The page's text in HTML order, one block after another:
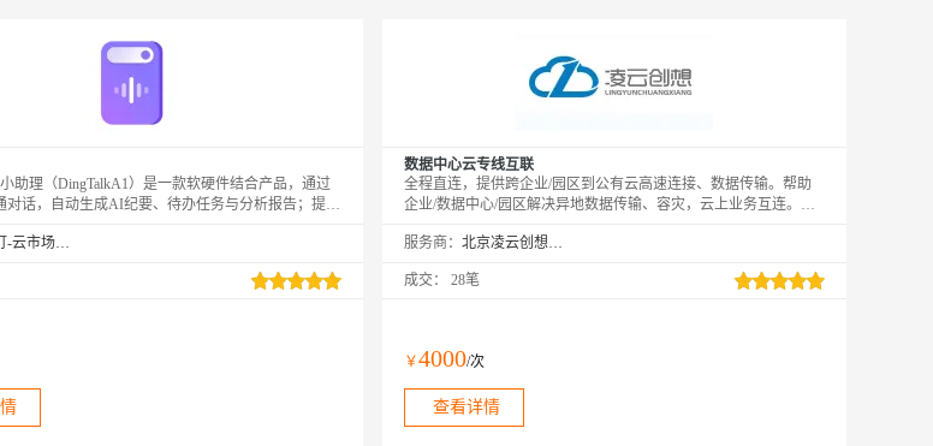
助理（DingTalkA1）是一款软硬件结合产品，通过
对话，自动生成AI纪要、待办任务与分析报告；提升
设备管理平台，以后开会沟通，再也不用做会议纪要
钉钉-云市场精选店
数据中心云专线互联
全程直连，提供跨企业/园区到公有云高速连接、数据传输。帮助
企业/数据中心/园区解决异地数据传输、容灾，云上业务互连。通
数据连接，满足不断变化的需求，提高企业网络拓扑的灵活性和跨
服务商： 北京凌云创想科技有限公司
成交： 28笔
￥4000/次
查看详情